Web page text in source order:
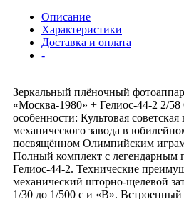
Описание
Характеристики
Доставка и оплата
-
Зеркальный плёночный
«Москва-1980» + Гелиос-44-2 2/
особенности: Культовая
механического завода в
посвящённом Олимпийским
Полный комплект с легендарным
Гелиос-44-2. Технические
механический шторно-щелевой
1/30 до 1/500 с и «В».